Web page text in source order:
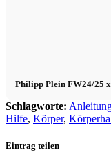
Philipp Plein FW24/25
Schlagworte:
Hilfe, Körper,
Eintrag teilen